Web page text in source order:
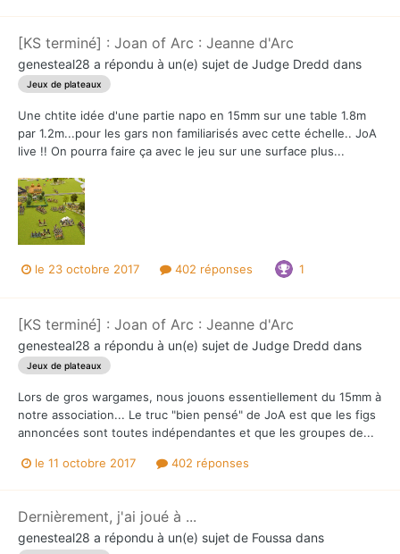
[KS terminé] : Joan of Arc : Jeanne d'Arc
genesteal28 a répondu à un(e) sujet de Judge Dredd dans
Jeux de plateaux
Une chtite idée d'une partie napo en 15mm sur une table 1.8m
par 1.2m...pour les gars non familiarisés avec cette échelle.. JoA
live !! On pourra faire ça avec le jeu sur une surface plus...
le 23 octobre 2017 402 réponses 1
[KS terminé] : Joan of Arc : Jeanne d'Arc
genesteal28 a répondu à un(e) sujet de Judge Dredd dans
Jeux de plateaux
Lors de gros wargames, nous jouons essentiellement du 15mm à
notre association... Le truc "bien pensé" de JoA est que les figs
annoncées sont toutes indépendantes et que les groupes de...
le 11 octobre 2017 402 réponses
Dernièrement, j'ai joué à ...
genesteal28 a répondu à un(e) sujet de Foussa dans